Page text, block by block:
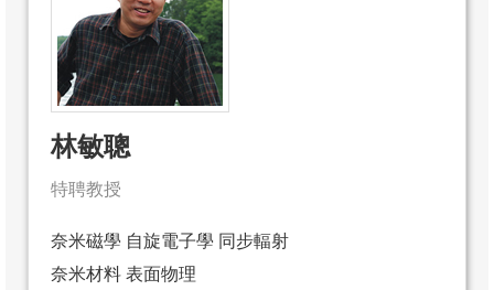
林敏聰
特聘教授
奈米磁學 自旋電子學 同步輻射
奈米材料 表面物理